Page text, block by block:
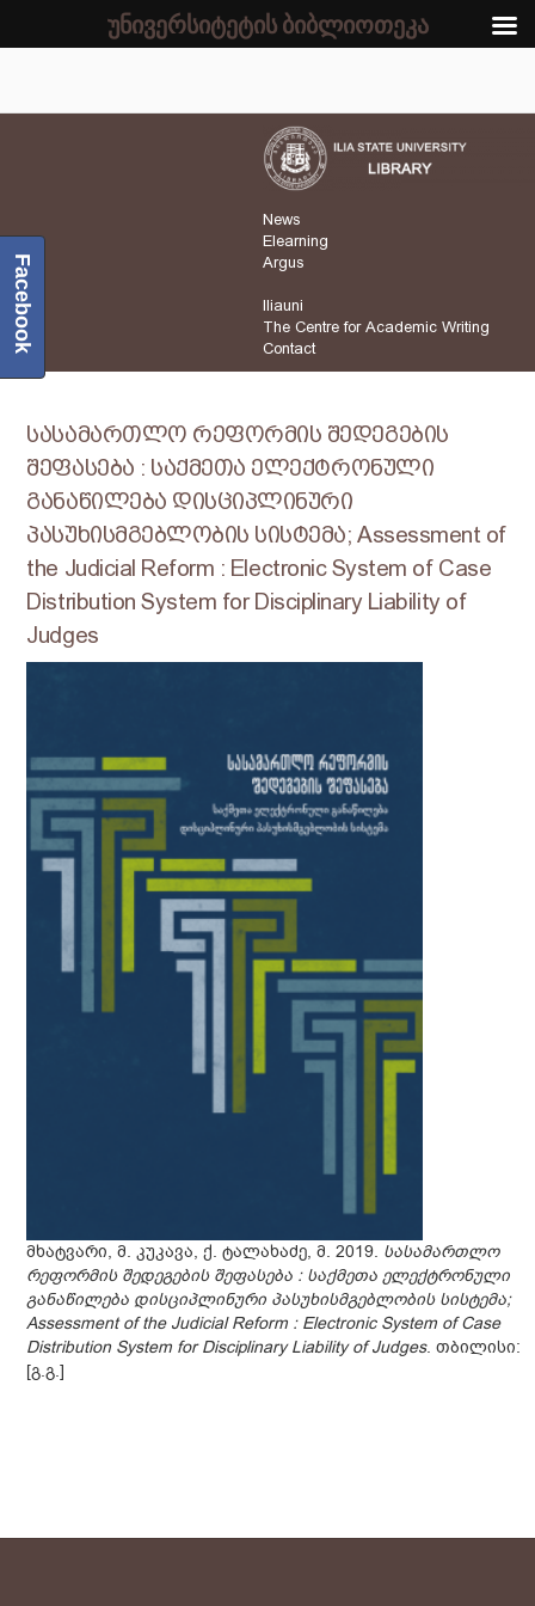
News
Elearning
Argus
Iliauni
The Centre for Academic Writing
Contact
სასამართლო რეფორმის შედეგების
შეფასება : საქმეთა ელექტრონული
განაწილება დისციპლინური
პასუხისმგებლობის სისტემა; Assessment of
the Judicial Reform : Electronic System of Case
Distribution System for Disciplinary Liability of
Judges
მხატვარი, მ. კუკავა, ქ. ტალახაძე, მ. 2019. სასამართლო
რეფორმის შედეგების შეფასება : საქმეთა ელექტრონული
განაწილება დისციპლინური პასუხისმგებლობის სისტემა;
Assessment of the Judicial Reform : Electronic System of Case
Distribution System for Disciplinary Liability of Judges. თბილისი:
[გ.გ.]
Facebook
უნივერსიტეტის ბიბლიოთეკა